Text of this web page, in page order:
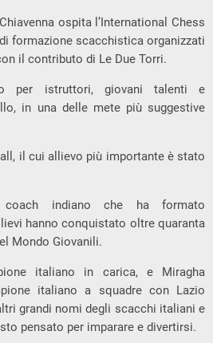
ospita l’International Chess
formazione scacchistica organizzati
il contributo di Le Due Torri.
per istruttori, giovani talenti e
in una delle mete più suggestive
il cui allievo più importante è stato
coach indiano che ha formato
hanno conquistato oltre quaranta
Mondo Giovanili.
italiano in carica, e Miragha
italiano a squadre con Lazio
grandi nomi degli scacchi italiani e
pensato per imparare e divertirsi.